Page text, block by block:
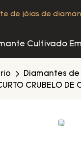
de jóias de
Cultivado
Diamantes
CRUBELO DE